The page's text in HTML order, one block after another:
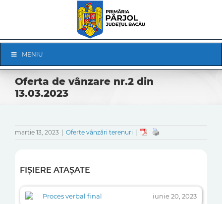
Navigation
MENIU
Oferta de vânzare nr.2 din
13.03.2023
martie 13, 2023 Oferte vânzări terenuri
FIȘIERE ATAȘATE
Proces verbal final iunie 20, 2023